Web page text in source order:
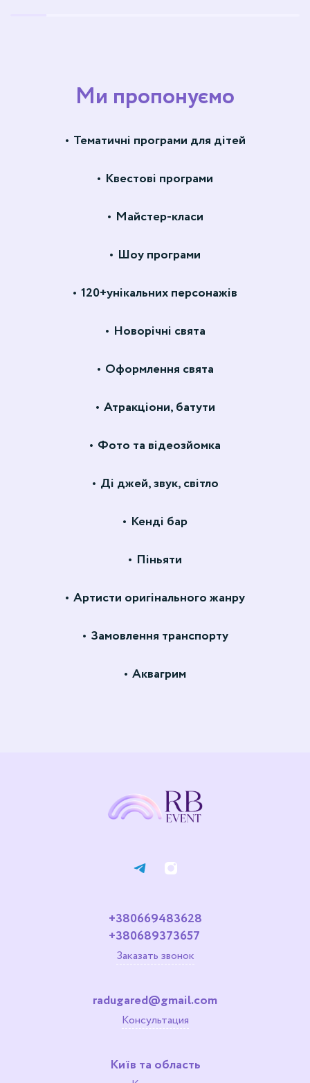
Ми пропонуємо
Тематичні програми для дітей
Квестові програми
Майстер-класи
Шоу програми
120+унікальних персонажів
Новорічні свята
Оформлення свята
Атракціони, батути
Фото та відеозйомка
Ді джей, звук, світло
Кенді бар
Піньяти
Артисти оригінального жанру
Замовлення транспорту
Аквагрим
+380669483628
+380689373657
Заказать звонок
radugared@gmail.com
Консультация
Київ та область